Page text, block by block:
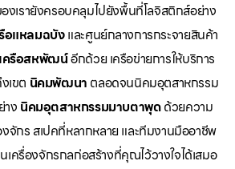
งเรายังครอบคลุมไปยังพื้นที่โลจิสติกส์อย่าง
อแหลมฉบังและศูนย์กลางการกระจายสินค้า
ครือสหพัฒน์อีกด้วย เครือข่ายการให้บริการ
เขต นิคมพัฒนา ตลอดจนนิคมอุตสาหกรรม
าง นิคมอุตสาหกรรมมาบตาพุดด้วยความ
จักร สเปคที่หลากหลาย และทีมงานมืออาชีพ
เครื่องจักรกลก่อสร้างที่คุณไว้วางใจได้เสมอ